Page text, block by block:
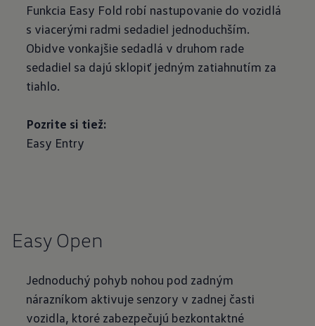
Funkcia Easy Fold robí nastupovanie do vozidlá
s viacerými radmi sedadiel jednoduchším.
Obidve vonkajšie sedadlá v druhom rade
sedadiel sa dajú sklopiť jedným zatiahnutím za
tiahlo.
Pozrite si tiež:
Easy Entry
Easy Open
Jednoduchý pohyb nohou pod zadným
nárazníkom aktivuje senzory v zadnej časti
vozidla, ktoré zabezpečujú bezkontaktné